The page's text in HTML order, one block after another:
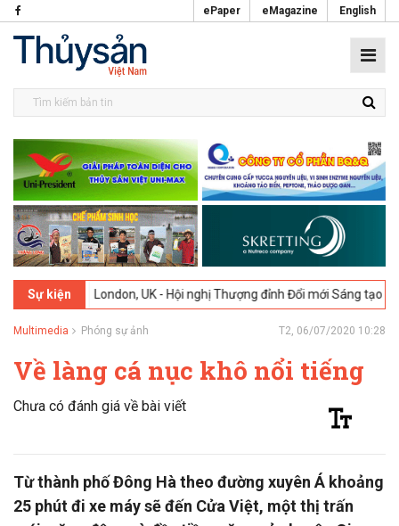
ePaper eMagazine English
Sự kiện
London, UK - Hội nghị Thượng đỉnh Đổi mới Sáng tạo trong
Multimedia Phóng sự ảnh T2, 06/07/2020 10:28
Về làng cá nục khô nổi tiếng
Chưa có đánh giá về bài viết
Từ thành phố Đông Hà theo đường xuyên Á khoảng
25 phút đi xe máy sẽ đến Cửa Việt, một thị trấn